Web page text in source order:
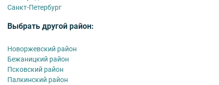
Санкт-Петербург
Выбрать другой район:
Новоржевский район
Бежаницкий район
Псковский район
Палкинский район